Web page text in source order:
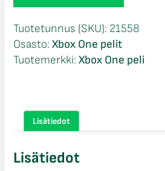
of
Modern
Warfare
Xbox
Tuotetunnus (SKU): 21558
Osasto: Xbox One pelit
Tuotemerkki: Xbox One peli
Lisätiedot
Lisätiedot